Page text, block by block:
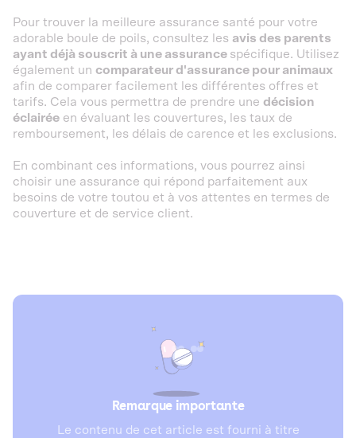
Pour trouver la meilleure assurance santé pour votre
adorable boule de poils, consultez les avis des parents
ayant déjà souscrit à une assurance spécifique. Utilisez
également un comparateur d'assurance pour animaux
afin de comparer facilement les différentes offres et
tarifs. Cela vous permettra de prendre une décision
éclairée en évaluant les couvertures, les taux de
remboursement, les délais de carence et les exclusions.
En combinant ces informations, vous pourrez ainsi
choisir une assurance qui répond parfaitement aux
besoins de votre toutou et à vos attentes en termes de
couverture et de service client.
Remarque importante
Le contenu de cet article est fourni à titre